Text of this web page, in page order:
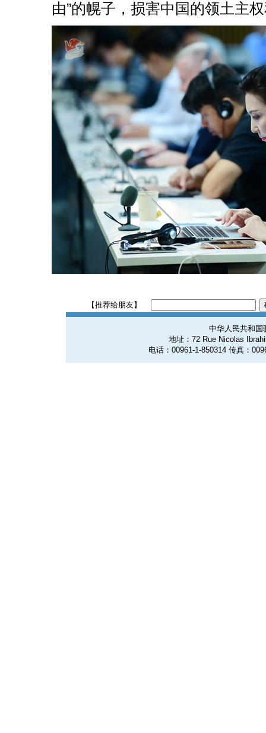
由”的幌子，损害中国的领土主
【推荐给朋友】
中华人民共和国
地址：72 Rue Nicolas
电话：00961-1-850314 传真：